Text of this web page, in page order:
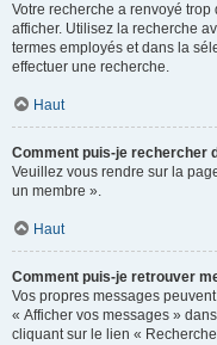
Votre recherche a renvoyé
afficher. Utilisez la recherche
termes employés et dans la
effectuer une recherche.
Haut
Comment puis-je rechercher
Veuillez vous rendre sur la
un membre ».
Haut
Comment puis-je retrouver
Vos propres messages
« Afficher vos messages »
cliquant sur le lien «